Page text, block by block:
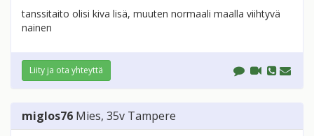
tanssitaito olisi kiva lisä, muuten normaali maalla viihtyvä
nainen
Liity ja ota yhteyttä
miglos76 Mies, 35v Tampere